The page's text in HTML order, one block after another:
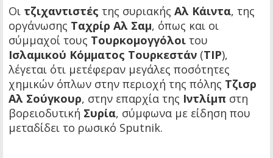
Οι τζιχαντιστές της συριακής Αλ Κάιντα, της
οργάνωσης Ταχρίρ Αλ Σαμ, όπως και οι
σύμμαχοί τους Τουρκομογγόλοι του
Ισλαμικού Κόμματος Τουρκεστάν (TIP),
λέγεται ότι μετέφεραν μεγάλες ποσότητες
χημικών όπλων στην περιοχή της πόλης Τζισρ
Αλ Σούγκουρ, στην επαρχία της Ιντλίμπ στη
βορειοδυτική Συρία, σύμφωνα με είδηση που
μεταδίδει το ρωσικό Sputnik.